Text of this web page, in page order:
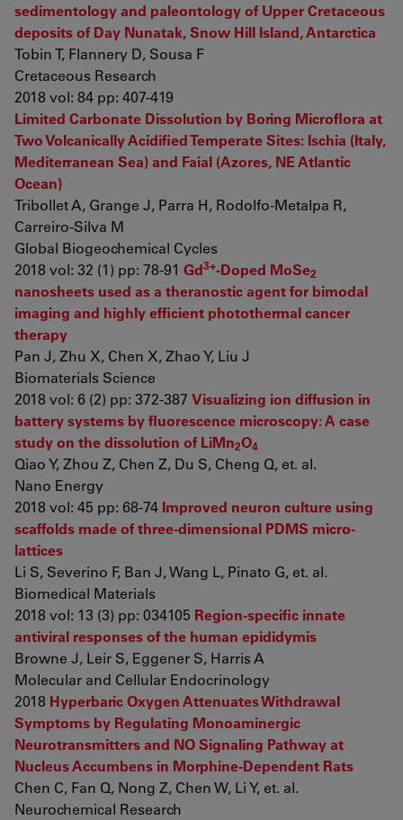
sedimentology and paleontology of Upper Cretaceous
deposits of Day Nunatak, Snow Hill Island, Antarctica
Tobin T, Flannery D, Sousa F
Cretaceous Research
2018 vol: 84 pp: 407-419
Limited Carbonate Dissolution by Boring Microflora at
Two Volcanically Acidified Temperate Sites: Ischia (Italy,
Mediterranean Sea) and Faial (Azores, NE Atlantic
Ocean)
Tribollet A, Grange J, Parra H, Rodolfo-Metalpa R,
Carreiro-Silva M
Global Biogeochemical Cycles
2018 vol: 32 (1) pp: 78-91 Gd3+-Doped MoSe2
nanosheets used as a theranostic agent for bimodal
imaging and highly efficient photothermal cancer
therapy
Pan J, Zhu X, Chen X, Zhao Y, Liu J
Biomaterials Science
2018 vol: 6 (2) pp: 372-387 Visualizing ion diffusion in
battery systems by fluorescence microscopy: A case
study on the dissolution of LiMn2O4
Qiao Y, Zhou Z, Chen Z, Du S, Cheng Q, et. al.
Nano Energy
2018 vol: 45 pp: 68-74 Improved neuron culture using
scaffolds made of three-dimensional PDMS micro-
lattices
Li S, Severino F, Ban J, Wang L, Pinato G, et. al.
Biomedical Materials
2018 vol: 13 (3) pp: 034105 Region-specific innate
antiviral responses of the human epididymis
Browne J, Leir S, Eggener S, Harris A
Molecular and Cellular Endocrinology
2018 Hyperbaric Oxygen Attenuates Withdrawal
Symptoms by Regulating Monoaminergic
Neurotransmitters and NO Signaling Pathway at
Nucleus Accumbens in Morphine-Dependent Rats
Chen C, Fan Q, Nong Z, Chen W, Li Y, et. al.
Neurochemical Research